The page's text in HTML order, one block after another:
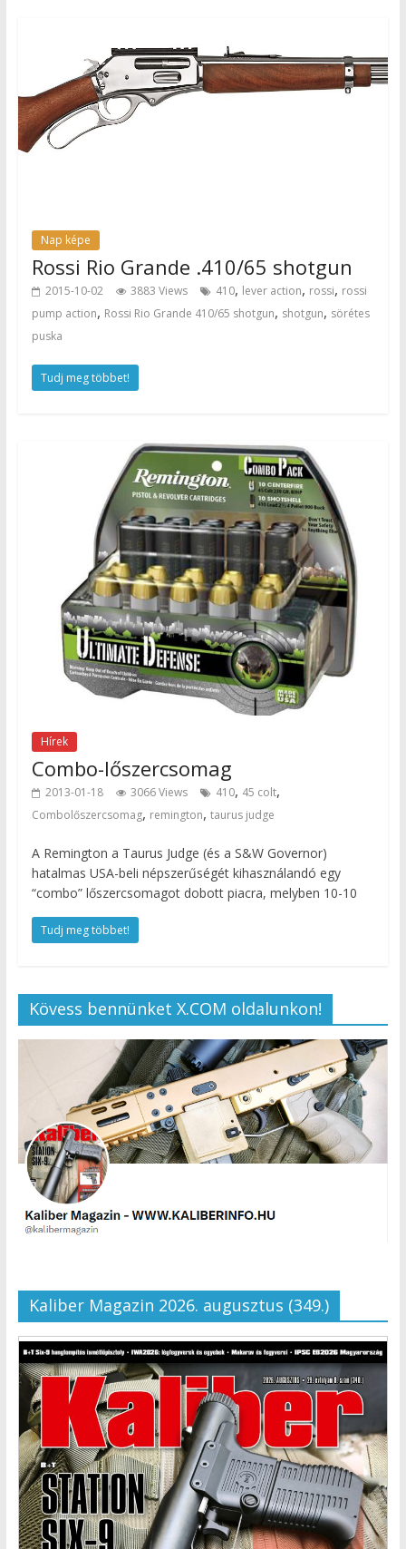
Nap képe
Rossi Rio Grande .410/65 shotgun
2015-10-02 3883 Views 410, lever action, rossi, rossi
pump action, Rossi Rio Grande 410/65 shotgun, shotgun, sörétes
puska
Tudj meg többet!
Hírek
Combo-lőszercsomag
2013-01-18 3066 Views 410, 45 colt,
Combolőszercsomag, remington, taurus judge
A Remington a Taurus Judge (és a S&W Governor)
hatalmas USA-beli népszerűségét kihasználandó egy
“combo” lőszercsomagot dobott piacra, melyben 10-10
Tudj meg többet!
Kövess bennünket X.COM oldalunkon!
Kaliber Magazin 2026. augusztus (349.)